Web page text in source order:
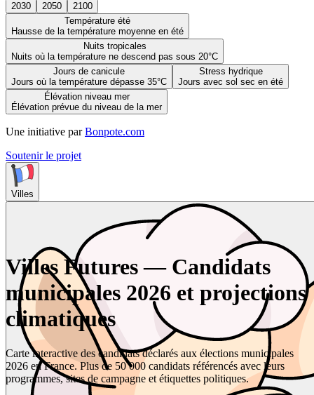
2030 2050
2100
Température été
Hausse de la température moyenne en été
Nuits tropicales
Nuits où la température ne descend pas sous 20°C
Jours de canicule
Jours où la température dépasse 35°C
Stress hydrique
Jours avec sol sec en été
Élévation niveau mer
Élévation prévue du niveau de la mer
Une initiative par Bonpote.com
Soutenir le projet
Villes
Villes Futures — Candidats
municipales 2026 et projections
climatiques
Carte interactive des candidats déclarés aux élections municipales
2026 en France. Plus de 50 000 candidats référencés avec leurs
programmes, sites de campagne et étiquettes politiques.